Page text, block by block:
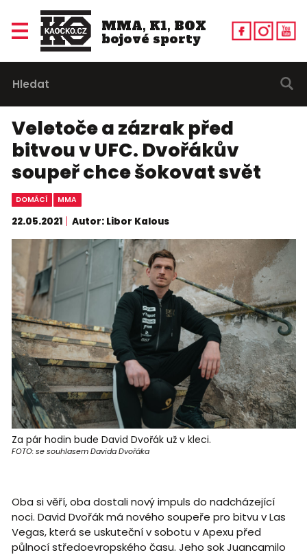
MMA, K1, BOX
bojové sporty
Veletoče a zázrak před
bitvou v UFC. Dvořákův
soupeř chce šokovat svět
DOMÁCÍ MMA
22.05.2021 Autor: Libor Kalous
Za pár hodin bude David Dvořák už v kleci.
FOTO: se souhlasem Davida Dvořáka
Oba si věří, oba dostali nový impuls do nadcházející
noci. David Dvořák má nového soupeře pro bitvu v Las
Vegas, která se uskuteční v sobotu v Apexu před
půlnocí středoevropského času. Jeho sok Juancamilo